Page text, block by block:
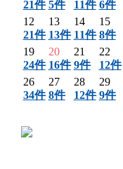
21件 5件
11件 6件
12
21件
13
13件
14
11件
15
8件
19
24件
20
16件
21
9件
22
12件
26
34件
27
8件
28
12件
29
9件